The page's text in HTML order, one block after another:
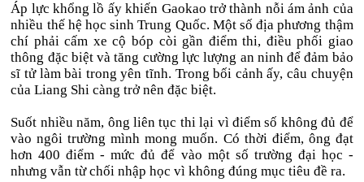
Áp lực khổng lồ ấy khiến Gaokao trở thành nỗi ám ảnh của
nhiều thế hệ học sinh Trung Quốc. Một số địa phương thậm
chí phải cấm xe cộ bóp còi gần điểm thi, điều phối giao
thông đặc biệt và tăng cường lực lượng an ninh để đảm bảo
sĩ tử làm bài trong yên tĩnh. Trong bối cảnh ấy, câu chuyện
của Liang Shi càng trở nên đặc biệt.
Suốt nhiều năm, ông liên tục thi lại vì điểm số không đủ để
vào ngôi trường mình mong muốn. Có thời điểm, ông đạt
hơn 400 điểm - mức đủ để vào một số trường đại học -
nhưng vẫn từ chối nhập học vì không đúng mục tiêu đề ra.